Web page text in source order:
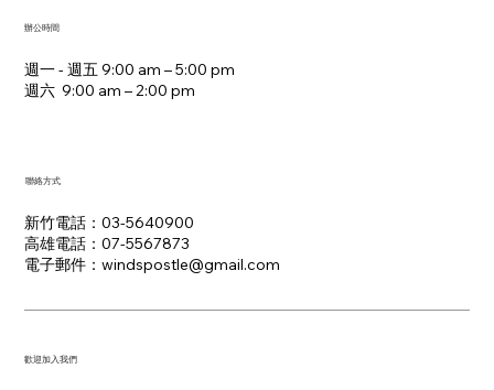
週一 - 週五 9:00 am – 5:00 pm
週六 9:00 am – 2:00 pm​
辦公時間
新竹電話：03-5640900
高雄電話：07-5567873
電子郵件：​windspostle@gmail.com
聯絡方式
​歡迎加入我們